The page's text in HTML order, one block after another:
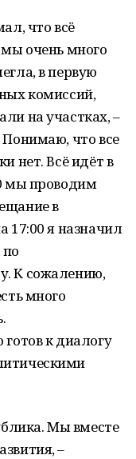
что всё
очень много
в первую
комиссий,
на участках, –
Понимаю, что все
нет. Всё идёт в
мы проводим
в
17:00 я назначил
К сожалению,
много
к диалогу
Мы вместе
–